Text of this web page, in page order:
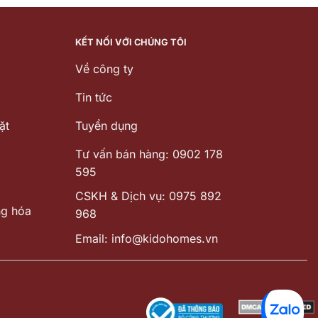
10.180.000 ₫. 7.850.000
hóa
KẾT NỐI VỚI CHÚNG TÔI
Về công ty
Tin tức
Tuyển dụng
Tư vấn bán hàng: 0902 178
595
CSKH & Dịch vụ: 0975 892
968
Email: info@kidohomes.vn